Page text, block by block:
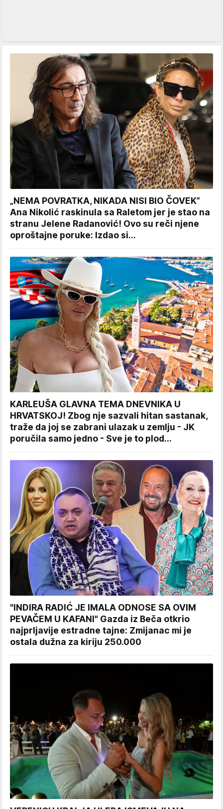
„NEMA POVRATKA, NIKADA NISI BIO ČOVEK”
Ana Nikolić raskinula sa Raletom jer je stao na
stranu Jelene Radanović! Ovo su reči njene
oproštajne poruke: Izdao si...
KARLEUŠA GLAVNA TEMA DNEVNIKA U
HRVATSKOJ! Zbog nje sazvali hitan sastanak,
traže da joj se zabrani ulazak u zemlju - JK
poručila samo jedno - Sve je to plod...
"INDIRA RADIĆ JE IMALA ODNOSE SA OVIM
PEVAČEM U KAFANI" Gazda iz Beča otkrio
najprljavije estradne tajne: Zmijanac mi je
ostala dužna za kiriju 250.000